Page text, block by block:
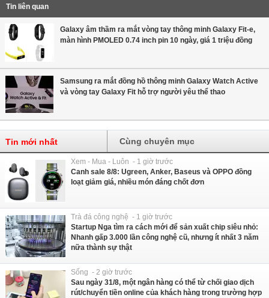
Tin liên quan
Galaxy âm thầm ra mắt vòng tay thông minh Galaxy Fit-e,
màn hình PMOLED 0.74 inch pin 10 ngày, giá 1 triệu đồng
Samsung ra mắt đồng hồ thông minh Galaxy Watch Active
và vòng tay Galaxy Fit hỗ trợ người yêu thể thao
Tin mới nhất Cùng chuyên mục
Xem - Mua - Luôn - 1 giờ trước
Canh sale 8/8: Ugreen, Anker, Baseus và OPPO đồng
loạt giảm giá, nhiều món đáng chốt đơn
Trà đá công nghệ - 1 giờ trước
Startup Nga tìm ra cách mới để sản xuất chip siêu nhỏ:
Nhanh gấp 3.000 lần công nghệ cũ, nhưng ít nhất 3 năm
nữa thành sự thật
Sống - 2 giờ trước
Sau ngày 31/8, một ngân hàng có thể từ chối giao dịch
rút/chuyển tiền online của khách hàng trong trường hợp